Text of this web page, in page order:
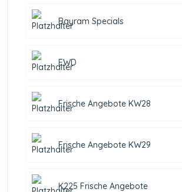
Bayram Specials
EWD
Frische Angebote KW28
Frische Angebote KW29
K225 Frische Angebote